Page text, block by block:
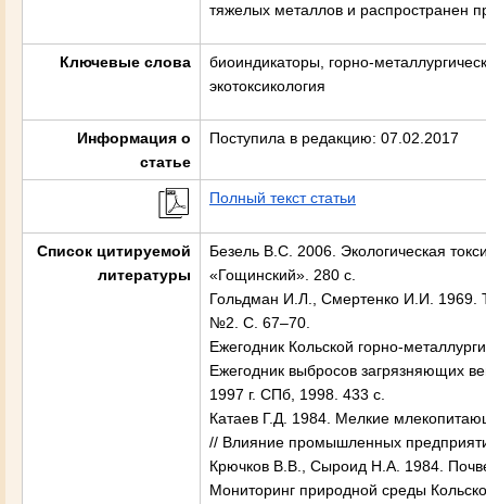
тяжелых металлов и распространен
Ключевые слова
биоиндикаторы, горно-
экотоксикология
Информация о
статье
Поступила в редакцию: 07.02.2017
Полный текст статьи
Список цитируемой
литературы
Безель В.С. 2006. Экологическая
«Гощинский». 280 с.
Гольдман И.Л., Смертенко И.И. 1969.
№2. С. 67–70.
Ежегодник Кольской горно-
Ежегодник выбросов загрязняющих
1997 г. СПб, 1998. 433 с.
Катаев Г.Д. 1984. Мелкие
// Влияние промышленных
Крючков В.В., Сыроид Н.А. 1984.
Мониторинг природной среды